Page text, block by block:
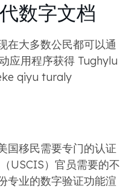
数字文档
在大多数公民都可以通
应用程序获得 Tughylu
qiyu turaly
国移民需要专门的认证
USCIS）官员需要的不
专业的数字验证功能渲